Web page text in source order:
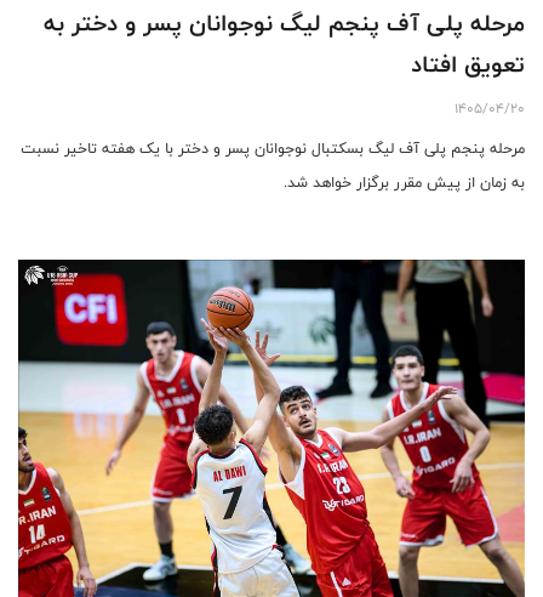
مرحله پلی آف پنجم لیگ نوجوانان پسر و دختر به
تعویق افتاد
1405/04/20
مرحله پنجم پلی آف لیگ بسکتبال نوجوانان پسر و دختر با یک هفته تاخیر نسبت
به زمان از پیش مقرر برگزار خواهد شد.